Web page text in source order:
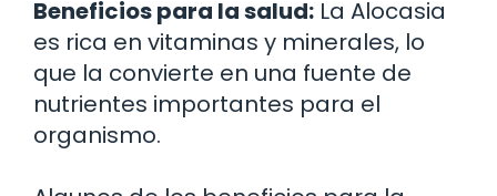
Beneficios para la salud: La Alocasia
es rica en vitaminas y minerales, lo
que la convierte en una fuente de
nutrientes importantes para el
organismo.